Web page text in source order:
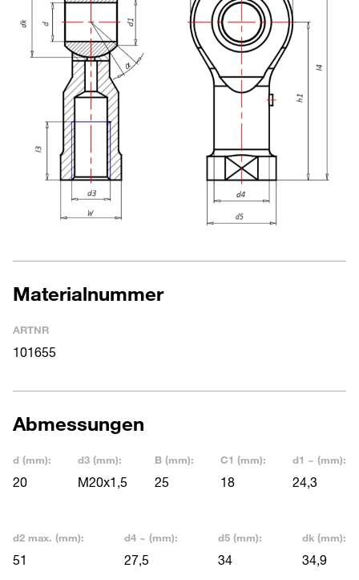
Materialnummer
ARTNR
101655
Abmessungen
d (mm):
20
d3 (mm):
M20x1,5
B (mm):
25
C1 (mm):
18
d1 ~ (mm):
24,3
d2 max. (mm):
51
d4 ~ (mm):
27,5
d5 (mm):
34
dk (mm):
34,9